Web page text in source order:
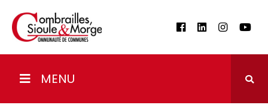
MENU